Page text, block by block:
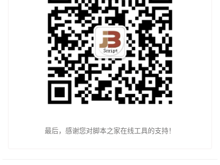
最后，感谢您对脚本之家在线工具的支持！